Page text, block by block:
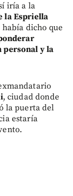
iría a la
la Espriella
dicho que
personal y la
, ciudad donde
la puerta del
estaría